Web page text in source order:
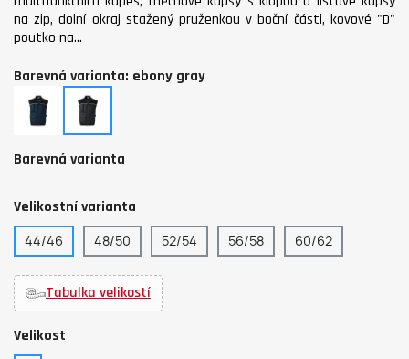
na zip, dolní okraj stažený pruženkou v boční části, kovové "D"
poutko na…
Barevná varianta: ebony gray
námořní
modrá
ebony
gray
Barevná varianta
Velikostní varianta
44/46 48/50 52/54 56/58 60/62
Tabulka velikostí
Velikost